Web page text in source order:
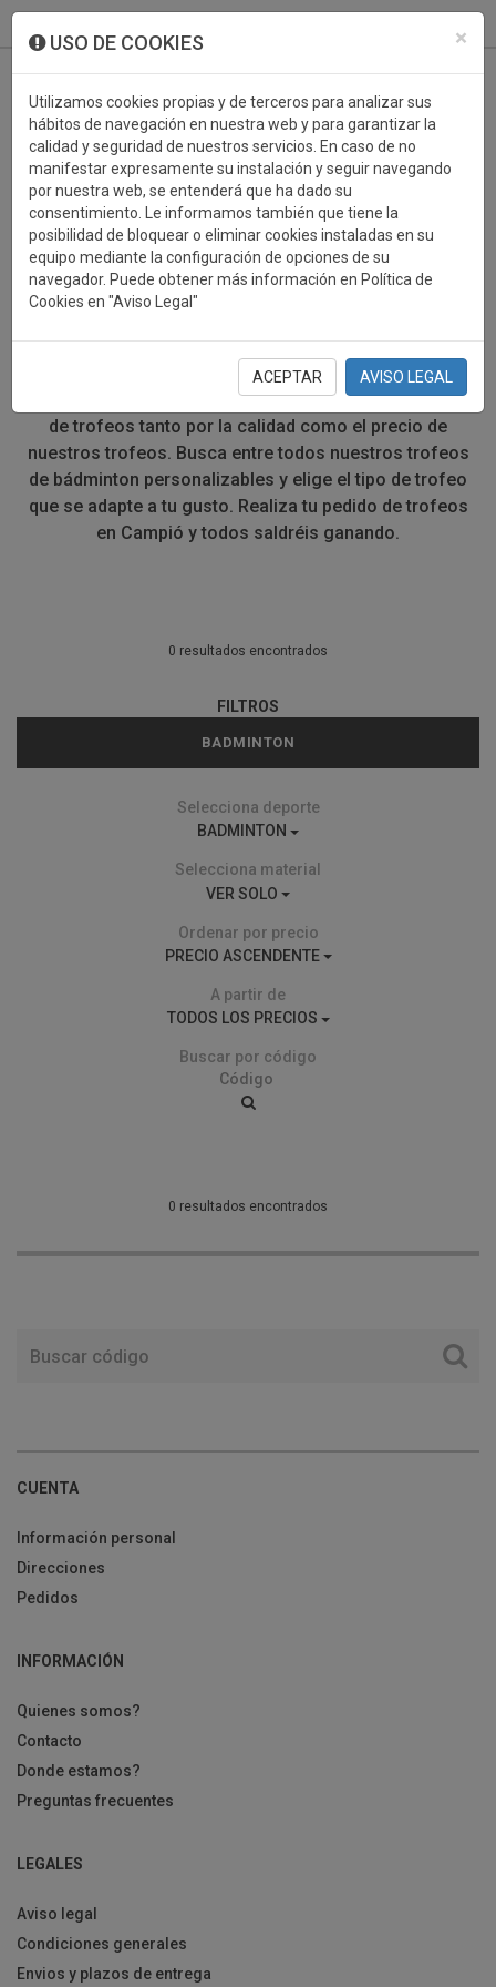
×
USO DE COOKIES
Utilizamos cookies propias y de terceros para analizar sus
hábitos de navegación en nuestra web y para garantizar la
calidad y seguridad de nuestros servicios. En caso de no
manifestar expresamente su instalación y seguir navegando
por nuestra web, se entenderá que ha dado su
consentimiento. Le informamos también que tiene la
posibilidad de bloquear o eliminar cookies instaladas en su
equipo mediante la configuración de opciones de su
navegador. Puede obtener más información en Política de
Cookies en "Aviso Legal"
ACEPTAR AVISO LEGAL
TROFEOS DEPORTIVOS
BADMINTON
Encuentra todo tipo de trofeos de bádminton para que
tus competiciones tengan un premio a la altura de sus
participantes. En Campió somos líderes en producción
de trofeos tanto por la calidad como el precio de
nuestros trofeos. Busca entre todos nuestros trofeos
de bádminton personalizables y elige el tipo de trofeo
que se adapte a tu gusto. Realiza tu pedido de trofeos
en Campió y todos saldréis ganando.
0 resultados encontrados
FILTROS
BADMINTON
Selecciona deporte
BADMINTON
Selecciona material
VER SOLO
Ordenar por precio
PRECIO ASCENDENTE
A partir de
TODOS LOS PRECIOS
Buscar por código
0 resultados encontrados
CUENTA
Información personal
Direcciones
Pedidos
INFORMACIÓN
Quienes somos?
Contacto
Donde estamos?
Preguntas frecuentes
LEGALES
Aviso legal
Condiciones generales
Envios y plazos de entrega